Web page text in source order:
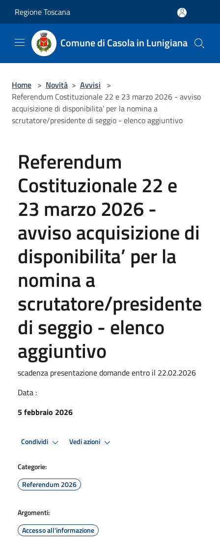
Regione Toscana
Comune di Casola in Lunigiana
Home > Novità > Avvisi >
Referendum Costituzionale 22 e 23 marzo 2026 - avviso
acquisizione di disponibilita’ per la nomina a
scrutatore/presidente di seggio - elenco aggiuntivo
Referendum
Costituzionale 22 e
23 marzo 2026 -
avviso acquisizione di
disponibilita’ per la
nomina a
scrutatore/presidente
di seggio - elenco
aggiuntivo
scadenza presentazione domande entro il 22.02.2026
Data :
5 febbraio 2026
Condividi Vedi azioni
Categorie:
Referendum 2026
Argomenti:
Accesso all'informazione